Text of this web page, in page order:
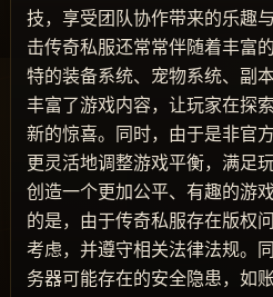
技，享受团队协作带来的乐趣
击传奇私服还常常伴随着丰富
特的装备系统、宠物系统、副
丰富了游戏内容，让玩家在探
新的惊喜。同时，由于是非官
更灵活地调整游戏平衡，满足
创造一个更加公平、有趣的游
的是，由于传奇私服存在版权
考虑，并遵守相关法律法规。
务器可能存在的安全隐患，如